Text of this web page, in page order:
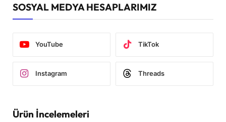
SOSYAL MEDYA HESAPLARIMIZ
YouTube TikTok
Instagram Threads
Ürün İncelemeleri